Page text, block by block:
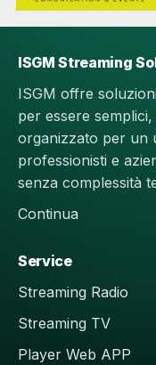
ISGM Streaming
ISGM offre
per essere
organizzato per un
professionisti e
senza complessità
Continua
Service
Streaming Radio
Streaming TV
Player Web APP